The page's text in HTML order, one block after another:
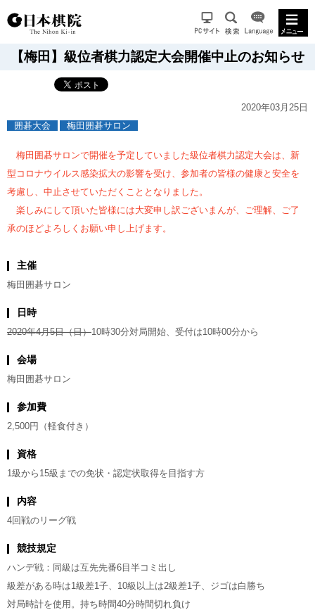
【梅田】級位者棋力認定大会開催中止のお知らせ
2020年03月25日
囲碁大会
梅田囲碁サロン
梅田囲碁サロンで開催を予定していました級位者棋力認定大会は、新
型コロナウイルス感染拡大の影響を受け、参加者の皆様の健康と安全を
考慮し、中止させていただくこととなりました。
楽しみにして頂いた皆様には大変申し訳ございまんが、ご理解、ご了
承のほどよろしくお願い申し上げます。
主催
梅田囲碁サロン
日時
2020年4月5日（日）10時30分対局開始、受付は10時00分から
会場
梅田囲碁サロン
参加費
2,500円（軽食付き）
資格
1級から15級までの免状・認定状取得を目指す方
内容
4回戦のリーグ戦
競技規定
ハンデ戦：同級は互先先番6目半コミ出し
級差がある時は1級差1子、10級以上は2級差1子、ジゴは白勝ち
対局時計を使用。持ち時間40分時間切れ負け